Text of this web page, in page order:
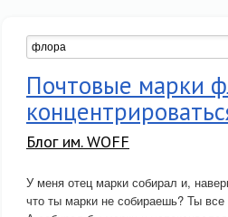
Почтовые марки
Блог им. WOFF
У меня отец марки собирал и,
что ты марки не собираешь? Ты